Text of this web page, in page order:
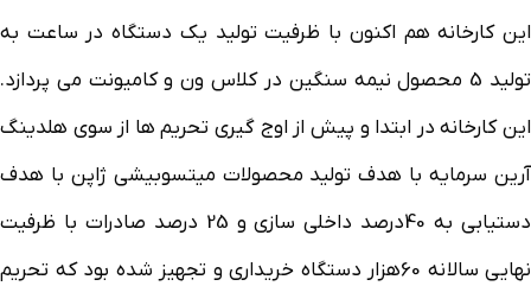
این کارخانه هم اکنون با ظرفیت تولید یک دستگاه در ساعت به
تولید 5 محصول نیمه سنگین در کلاس ون و کامیونت می پردازد.
این کارخانه در ابتدا و پیش از اوج گیری تحریم ها از سوی هلدینگ
آرین سرمایه با هدف تولید محصولات میتسوبیشی ژاپن با هدف
دستیابی به 40درصد داخلی سازی و 25 درصد صادرات با ظرفیت
نهایی سالانه 60هزار دستگاه خریداری و تجهیز شده بود که تحریم